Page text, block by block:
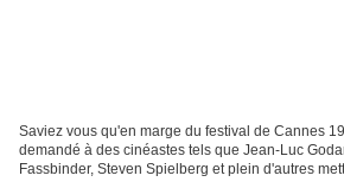
Saviez vous qu'en marge du festival de Cannes
demandé à des cinéastes tels que Jean-Luc
Fassbinder, Steven Spielberg et plein d'autres